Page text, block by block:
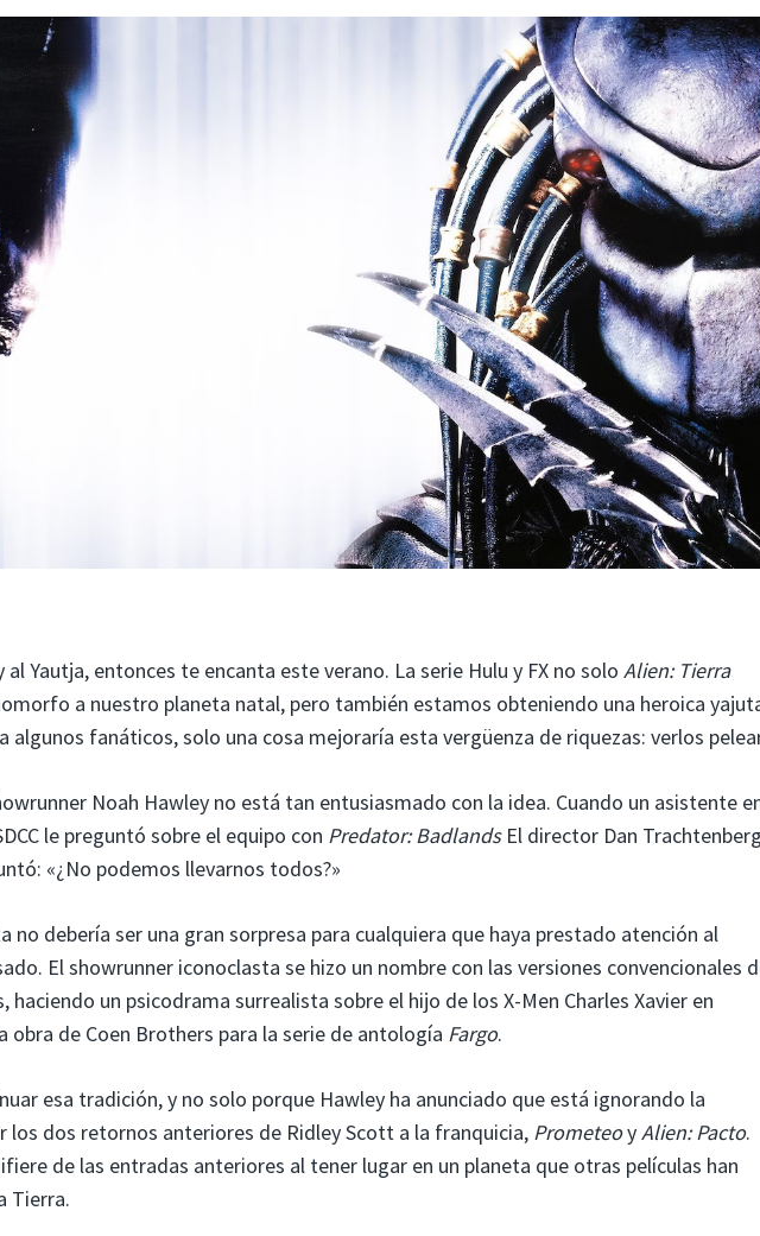
Yautja, entonces te encanta este verano. La serie Hulu y FX no solo Alien: Tierra
a nuestro planeta natal, pero también estamos obteniendo una heroica
algunos fanáticos, solo una cosa mejoraría esta vergüenza de riquezas: verlos
Noah Hawley no está tan entusiasmado con la idea. Cuando un asistente
le preguntó sobre el equipo con Predator: BadlandsEl director Dan
«¿No podemos llevarnos todos?»
no debería ser una gran sorpresa para cualquiera que haya prestado atención al
El showrunner iconoclasta se hizo un nombre con las versiones convencionales
haciendo un psicodrama surrealista sobre el hijo de los X-Men Charles Xavier en
obra de Coen Brothers para la serie de antología Fargo.
esa tradición, y no solo porque Hawley ha anunciado que está ignorando la
los dos retornos anteriores de Ridley Scott a la franquicia, PrometeoyAlien: Pacto.
de las entradas anteriores al tener lugar en un planeta que otras películas han
Tierra.